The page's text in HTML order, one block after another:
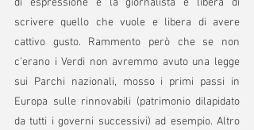
di espressione e la giornalista é libera di
scrivere quello che vuole e libera di avere
cattivo gusto. Rammento però che se non
c’erano i Verdi non avremmo avuto una legge
sui Parchi nazionali, mosso i primi passi in
Europa sulle rinnovabili (patrimonio dilapidato
da tutti i governi successivi) ad esempio. Altro